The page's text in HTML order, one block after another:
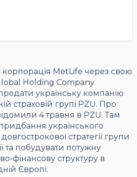
корпорація MetLife через свою
Holding Company
українську компанію
страховій групі PZU. Про
4 травня в PZU. Там
українського
стратегії групи
та побудувати потужну
фінансову структуру в
Європі.